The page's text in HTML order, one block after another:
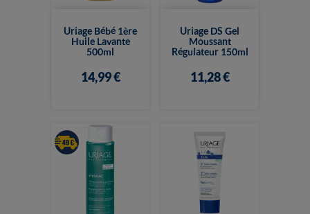
Uriage Bébé 1ère
Huile Lavante
500ml
14,99 €
Uriage DS Gel
Moussant
Régulateur 150ml
11,28 €